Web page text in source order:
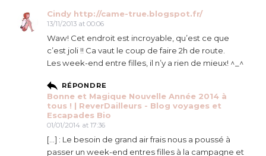
Cindy http://came-true.blogspot.fr/
13/11/2013 at 00:06
Waw! Cet endroit est incroyable, qu’est ce que
c’est joli !! Ca vaut le coup de faire 2h de route.
Les week-end entre filles, il n’y a rien de mieux! ^_^
RÉPONDRE
Bonne et Magique Nouvelle Année 2014 à
tous ! | ReverDailleurs - Blog voyages et
Escapades Bio
01/01/2014 at 17:36
[…] : Le besoin de grand air frais nous a poussé à
passer un week-end entres filles à la campagne et